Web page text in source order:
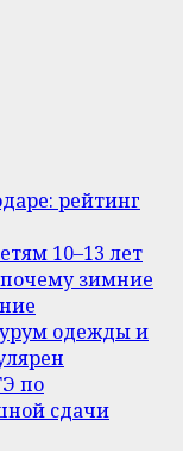
рейтинг
10–13 лет
почему зимние
одежды и
по
сдачи